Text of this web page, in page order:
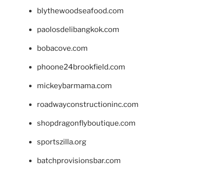
blythewoodseafood.com
paolosdelibangkok.com
bobacove.com
phoone24brookfield.com
mickeybarmama.com
roadwayconstructioninc.com
shopdragonflyboutique.com
sportszilla.org
batchprovisionsbar.com